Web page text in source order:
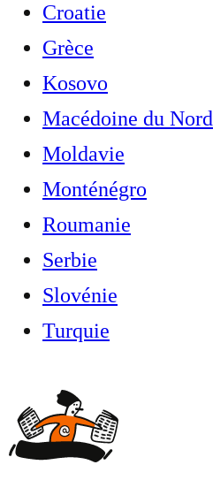
Croatie
Grèce
Kosovo
Macédoine du Nord
Moldavie
Monténégro
Roumanie
Serbie
Slovénie
Turquie